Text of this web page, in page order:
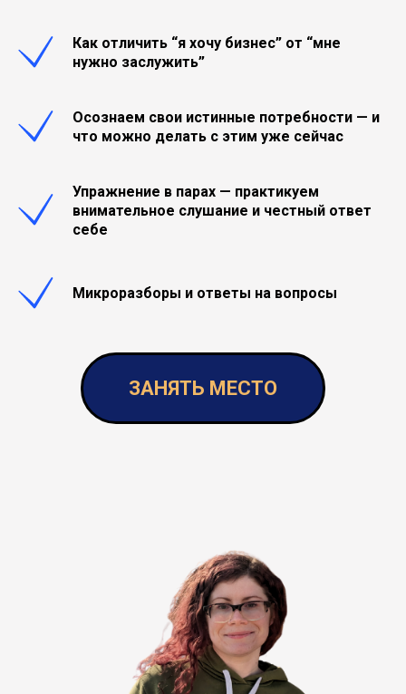
Как отличить “я хочу бизнес” от “мне
нужно заслужить”
Осознаем свои истинные потребности — и
что можно делать с этим уже сейчас
Упражнение в парах — практикуем
внимательное слушание и честный ответ
себе
Микроразборы и ответы на вопросы
ЗАНЯТЬ МЕСТО